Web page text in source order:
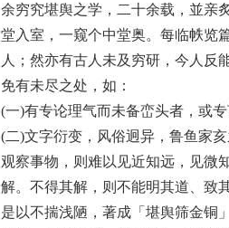
余穷究堪舆之学，二十余载，並亲
堂入室，一窥个中堂奥。每临帙览
人；然亦有古人未及穷研，今人反
免有未尽之处，如：
(一)有专论理气而未备峦头者，或专
(二)文字衍变，风俗迥异，鲁鱼家
观察事物，则难以见近知远，见微
解。不得其解，则不能明其道、致其
是以不揣浅陋，著成「堪舆筛金铜